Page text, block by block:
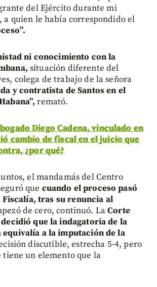
del Ejército durante mi
quien le había correspondido el
ni conocimiento con la
situación diferente del
colega de trabajo de la señora
y contratista de Santos en el
remató.
Diego Cadena, vinculado en
cambio de fiscal en el juicio que
¿por qué?
el mandamás del Centro
que cuando el proceso pasó
Fiscalía, tras su renuncia al
de cero, continuó. LaCorte
que la indagatoria de la
equivalía a la imputación de la
discutible, estrecha 5-4, pero
tiene un elemento que la